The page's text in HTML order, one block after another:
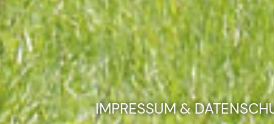
IMPRESSUM &